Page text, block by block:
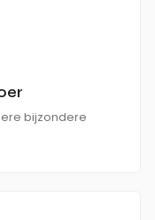
bijzondere